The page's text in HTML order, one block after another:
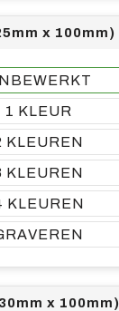
x 100mm)
1
x 100mm)